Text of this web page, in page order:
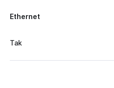
Ethernet
Tak